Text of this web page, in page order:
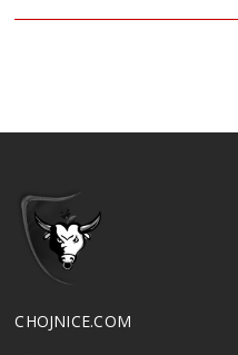
CHOJNICE.COM